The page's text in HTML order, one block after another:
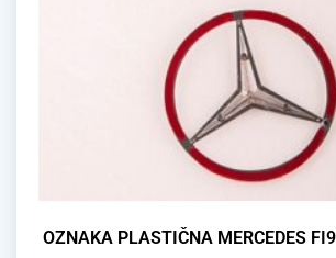
OZNAKA PLASTIČNA MERCEDES